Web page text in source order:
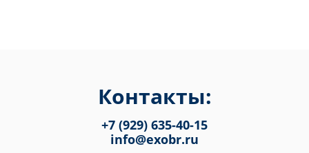
Контакты:
+7 (929) 635-40-15
info@exobr.ru